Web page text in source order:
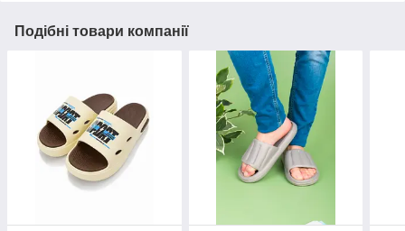
Подібні товари компанії